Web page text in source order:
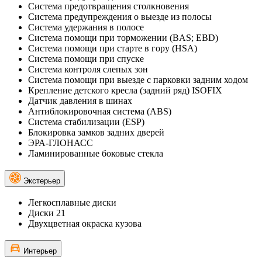
Система предотвращения столкновения
Система предупреждения о выезде из полосы
Система удержания в полосе
Система помощи при торможении (BAS; EBD)
Система помощи при старте в гору (HSA)
Система помощи при спуске
Система контроля слепых зон
Система помощи при выезде с парковки задним ходом
Крепление детского кресла (задний ряд) ISOFIX
Датчик давления в шинах
Антиблокировочная система (ABS)
Система стабилизации (ESP)
Блокировка замков задних дверей
ЭРА-ГЛОНАСС
Ламинированные боковые стекла
Экстерьер
Легкосплавные диски
Диски 21
Двухцветная окраска кузова
Интерьер